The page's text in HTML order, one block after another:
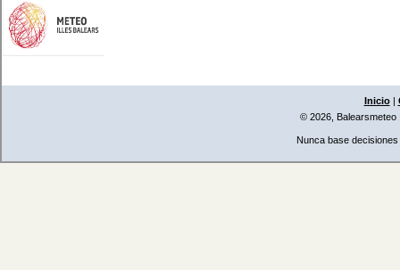
Inicio|
© 2026, Balearsmeteo
Nunca base